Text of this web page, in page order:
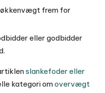
frem for
eller godbidder
slankefoder eller
kategori omovervægt